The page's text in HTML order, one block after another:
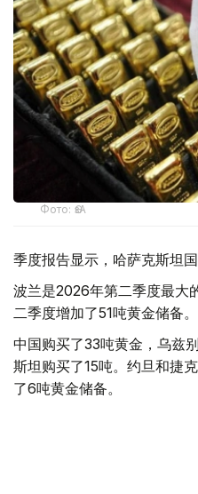
Фото: ӨзА
季度报告显示，哈萨克斯坦
波兰是2026年第二季度最大
二季度增加了51吨黄金储备。
中国购买了33吨黄金，乌兹
斯坦购买了15吨。约旦和捷
了6吨黄金储备。